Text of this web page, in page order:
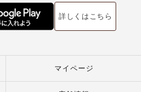
詳しくはこちら
マイページ